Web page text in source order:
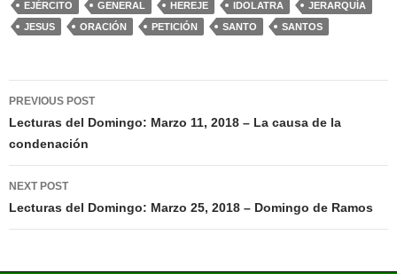
EJÉRCITO GENERAL HEREJE IDOLATRA
JERARQUÍA
JESUS
ORACIÓN PETICIÓN SANTO SANTOS
PREVIOUS POST
Lecturas del Domingo: Marzo 11, 2018 – La causa de la
condenación
NEXT POST
Lecturas del Domingo: Marzo 25, 2018 – Domingo de Ramos